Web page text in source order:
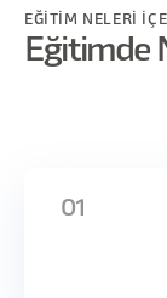
EĞİTİM NELERİ
Eğitimde
01